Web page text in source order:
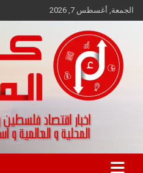
Skip
to
الجمعة, أغسطس 7, 2026
كواليس المال
اخبار اقتصاد فلسطين و العالم و